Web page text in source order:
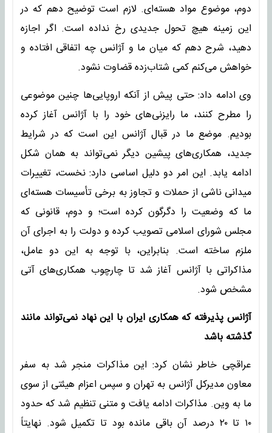
دوم، موضوع مواد هسته‌ای. لازم است توضیح دهم که در
این زمینه هیچ تحول جدیدی رخ نداده است. اگر اجازه
دهید، شرح دهم که میان ما و آژانس چه اتفاقی افتاده و
خواهش می‌کنم کمی شتاب‌زده قضاوت نشود.
وی ادامه داد: حتی پیش از آنکه اروپایی‌ها چنین موضوعی
را مطرح کنند، ما رایزنی‌های خود را با آژانس آغاز کرده
بودیم. موضع ما در قبال آژانس این است که در شرایط
جدید، همکاری‌های پیشین دیگر نمی‌تواند به همان شکل
ادامه یابد. این امر دو دلیل اساسی دارد: نخست، تغییرات
میدانی ناشی از حملات و تجاوز به برخی تأسیسات هسته‌ای
ما که وضعیت را دگرگون کرده است؛ و دوم، قانونی که
مجلس شورای اسلامی تصویب کرده و دولت را به اجرای آن
ملزم ساخته است. بنابراین، با توجه به این دو عامل،
مذاکراتی با آژانس آغاز شد تا چارچوب همکاری‌های آتی
مشخص شود.
آژانس پذیرفته که همکاری ایران با این نهاد نمی‌تواند مانند
گذشته باشد
عراقچی خاطر نشان کرد: این مذاکرات منجر شد به سفر
معاون مدیرکل آژانس به تهران و سپس اعزام هیئتی از سوی
ما به وین. مذاکرات ادامه یافت و متنی تنظیم شد که حدود
۱۰ تا ۲۰ درصد آن باقی مانده بود تا تکمیل شود. نهایتاً